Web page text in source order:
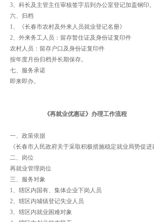
3、科长及主管主任审核签字后到办公室登记加盖钢印。
六、归档
1、《长春市农村及外来人员就业登记名册》
2、外来务工人员：留存暂住证及身份证复印件
农村人员：留存户口及身份证复印件
按年度月份归档并长期保存。
七、服务承诺
即来即办。
《再就业优惠证》办理工作流程
一、政策依据
《长春市人民政府关于采取积极措施稳定就业局势促进
二、岗位
再就业管理岗位
三、服务对象
1、辖区内国有、集体企业下岗人员
2、辖区内城镇登记失业人员
3、辖区内就业困难对象